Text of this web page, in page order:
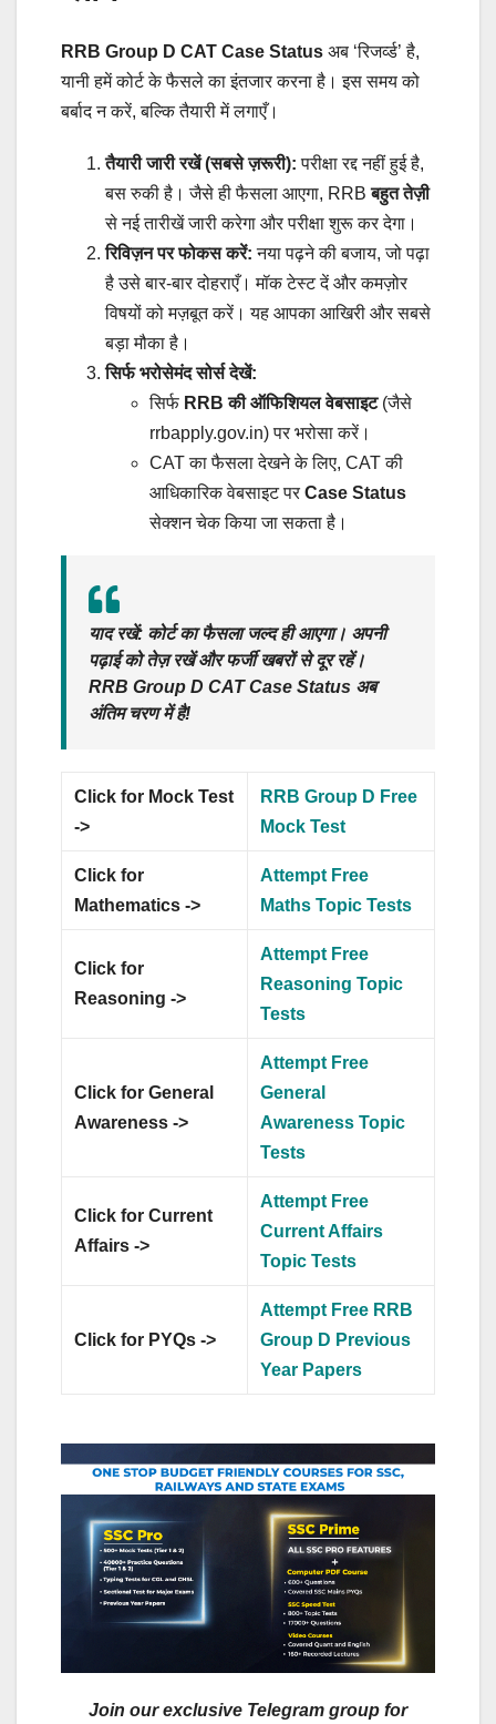
RRB Group D CAT Case Status अब ‘रिजर्व्ड’ है,
यानी हमें कोर्ट के फैसले का इंतजार करना है। इस समय को
बर्बाद न करें, बल्कि तैयारी में लगाएँ।
तैयारी जारी रखें (सबसे ज़रूरी): परीक्षा रद्द नहीं हुई है,
बस रुकी है। जैसे ही फैसला आएगा, RRBबहुत तेज़ी
से नई तारीखें जारी करेगा और परीक्षा शुरू कर देगा।
रिविज़न पर फोकस करें: नया पढ़ने की बजाय, जो पढ़ा
है उसे बार-बार दोहराएँ। मॉक टेस्ट दें और कमज़ोर
विषयों को मज़बूत करें। यह आपका आखिरी और सबसे
बड़ा मौका है।
सिर्फ भरोसेमंद सोर्स देखें:
सिर्फ RRB की ऑफिशियल वेबसाइट(जैसे
rrbapply.gov.in) पर भरोसा करें।
CAT का फैसला देखने के लिए, CAT की
आधिकारिक वेबसाइट पर Case Status
सेक्शन चेक किया जा सकता है।
याद रखें: कोर्ट का फैसला जल्द ही आएगा। अपनी
पढ़ाई को तेज़ रखें और फर्जी खबरों से दूर रहें।
RRB Group D CAT Case Status अब
अंतिम चरण में है!
Click for Mock Test
->
RRB Group D Free
Mock Test
Click for
Mathematics ->
Attempt Free
Maths Topic Tests
Click for
Reasoning ->
Attempt Free
Reasoning Topic
Tests
Click for General
Awareness ->
Attempt Free
General
Awareness Topic
Tests
Click for Current
Affairs ->
Attempt Free
Current Affairs
Topic Tests
Click for PYQs ->
Attempt Free RRB
Group D Previous
Year Papers
Join our exclusive Telegram group for